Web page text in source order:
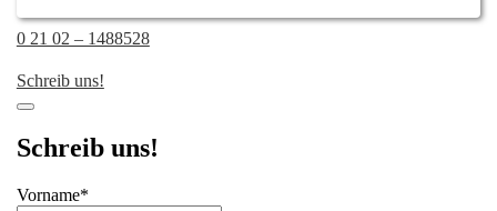
0 21 02 – 1488528
Schreib uns!
Schreib uns!
Vorname*